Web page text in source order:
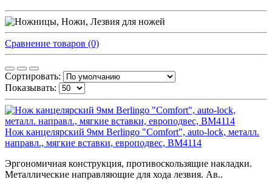
Сравнение товаров (0)
Сортировать:
Показывать:
Нож канцелярский 9мм Berlingo "Comfort", auto-lock, металл.
направл., мягкие вставки, европодвес, BM4114
Эргономичная конструкция, противоскользящие накладки.
Металлические направляющие для хода лезвия. Ав..